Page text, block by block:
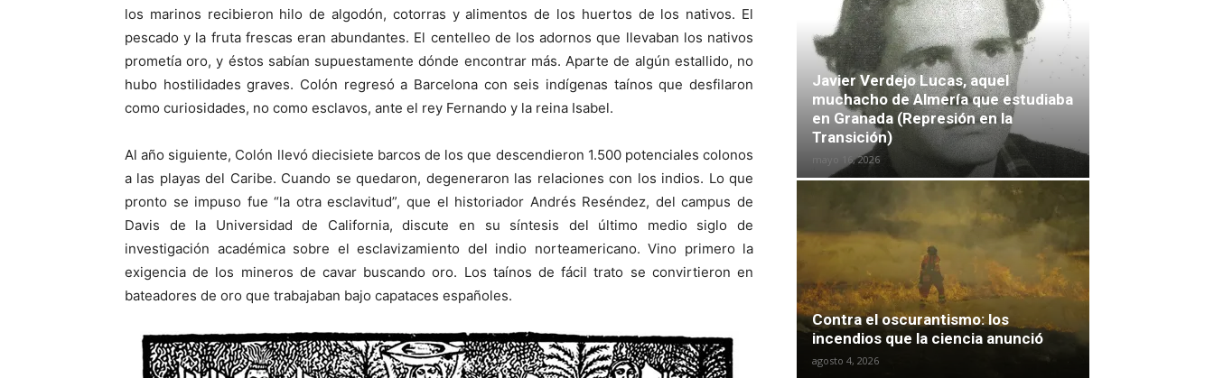
los marinos recibieron hilo de algodón, cotorras y alimentos de los huertos de los nativos. El
pescado y la fruta frescas eran abundantes. El centelleo de los adornos que llevaban los nativos
prometía oro, y éstos sabían supuestamente dónde encontrar más. Aparte de algún estallido, no
hubo hostilidades graves. Colón regresó a Barcelona con seis indígenas taínos que desfilaron
como curiosidades, no como esclavos, ante el rey Fernando y la reina Isabel.
Al año siguiente, Colón llevó diecisiete barcos de los que descendieron 1.500 potenciales colonos
a las playas del Caribe. Cuando se quedaron, degeneraron las relaciones con los indios. Lo que
pronto se impuso fue “la otra esclavitud”, que el historiador Andrés Reséndez, del campus de
Davis de la Universidad de California, discute en su síntesis del último medio siglo de
investigación académica sobre el esclavizamiento del indio norteamericano. Vino primero la
exigencia de los mineros de cavar buscando oro. Los taínos de fácil trato se convirtieron en
bateadores de oro que trabajaban bajo capataces españoles.
Javier Verdejo Lucas, aquel
muchacho de Almería que estudiaba
en Granada (Represión en la
Transición)
mayo 16, 2026
Contra el oscurantismo: los
incendios que la ciencia anunció
agosto 4, 2026